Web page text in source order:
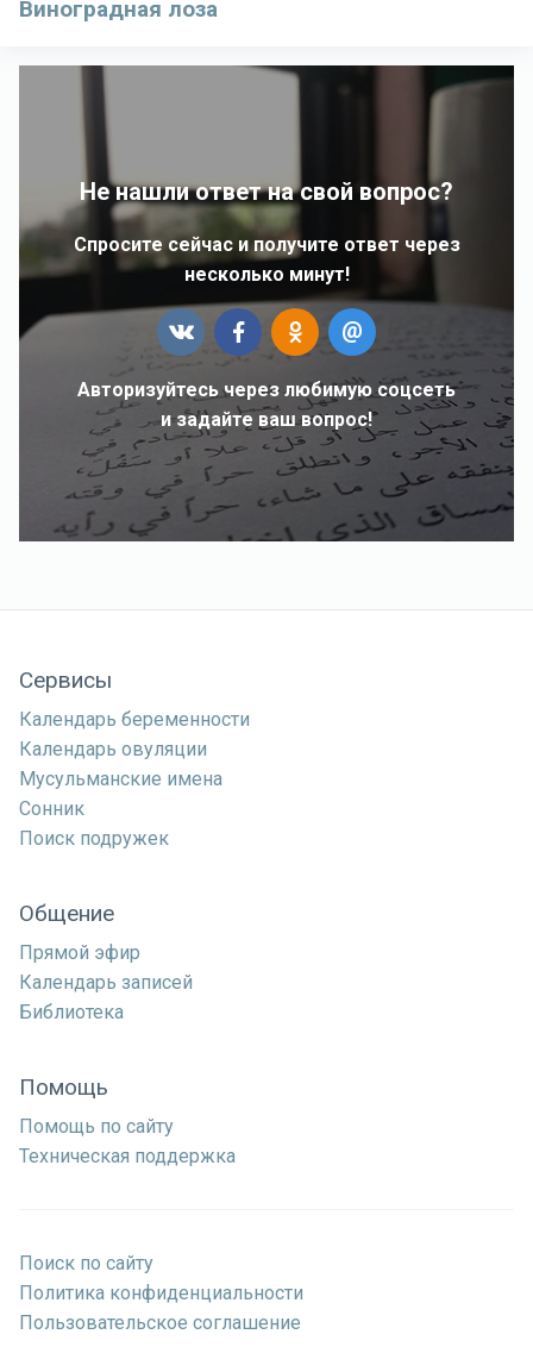
Виноградная лоза
Не нашли ответ на свой вопрос?
Спросите сейчас и получите ответ через
несколько минут!
Авторизуйтесь через любимую соцсеть
и задайте ваш вопрос!
Сервисы
Календарь беременности
Календарь овуляции
Мусульманские имена
Сонник
Поиск подружек
Общение
Прямой эфир
Календарь записей
Библиотека
Помощь
Помощь по сайту
Техническая поддержка
Поиск по сайту
Политика конфиденциальности
Пользовательское соглашение